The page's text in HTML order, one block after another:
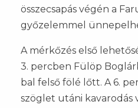
összecsapás végén a
győzelemmel
A mérkőzés első
3. percben Fülöp
bal felső fölé lőtt. A 6.
szöglet utáni kavarodás